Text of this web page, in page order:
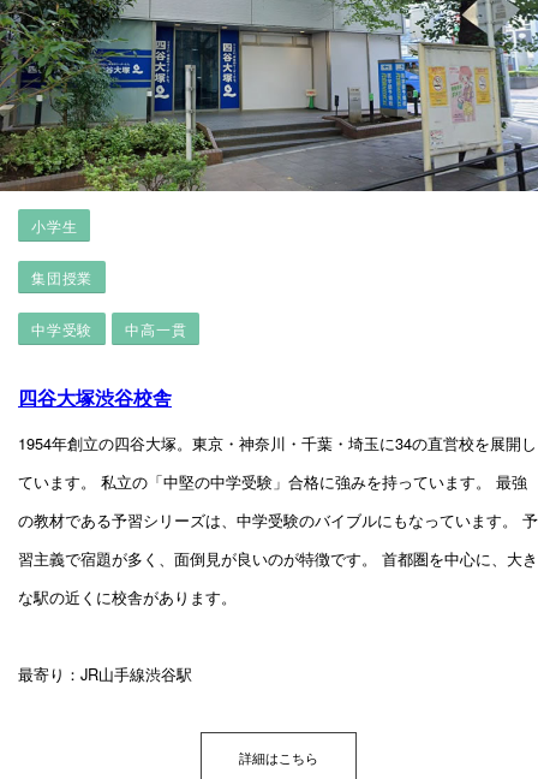
四谷大塚渋谷校舎
1954年創立の四谷大塚。東京・神奈川・千葉・埼玉に34の直営校を展開し
ています。 私立の「中堅の中学受験」合格に強みを持っています。 最強
の教材である予習シリーズは、中学受験のバイブルにもなっています。 予
習主義で宿題が多く、面倒見が良いのが特徴です。 首都圏を中心に、大き
な駅の近くに校舎があります。
最寄り：JR山手線渋谷駅
小学生
集団授業
中学受験 中高一貫
詳細はこちら